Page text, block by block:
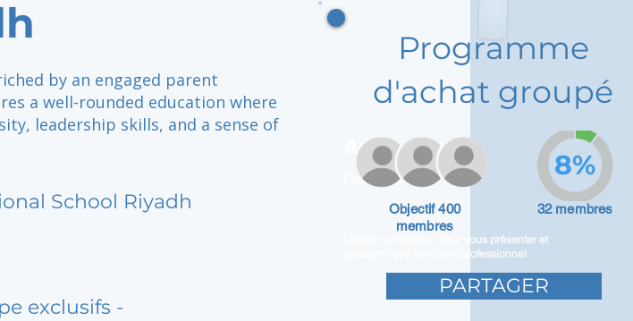
by an engaged parent
a well-rounded education where
leadership skills, and a sense of
School Riyadh
exclusifs -
Adam Caar
Promoteur
Utilisez cet espace pour vous présenter et
partager votre parcours professionnel.
Programme
d'achat groupé
Objectif 400
membres
32 membres
8%
PARTAGER